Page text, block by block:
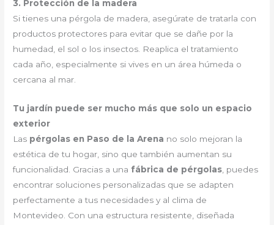
3. Protección de la madera
Si tienes una pérgola de madera, asegúrate de tratarla con
productos protectores para evitar que se dañe por la
humedad, el sol o los insectos. Reaplica el tratamiento
cada año, especialmente si vives en un área húmeda o
cercana al mar.
Tu jardín puede ser mucho más que solo un espacio
exterior
Las pérgolas en Paso de la Arena no solo mejoran la
estética de tu hogar, sino que también aumentan su
funcionalidad. Gracias a una fábrica de pérgolas, puedes
encontrar soluciones personalizadas que se adapten
perfectamente a tus necesidades y al clima de
Montevideo. Con una estructura resistente, diseñada